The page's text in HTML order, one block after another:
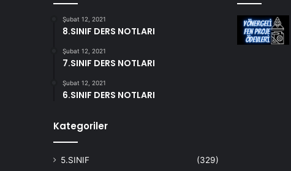
Şubat 12, 2021
8.SINIF DERS NOTLARI
Şubat 12, 2021
7.SINIF DERS NOTLARI
Şubat 12, 2021
6.SINIF DERS NOTLARI
Kategoriler
5.SINIF
(329)